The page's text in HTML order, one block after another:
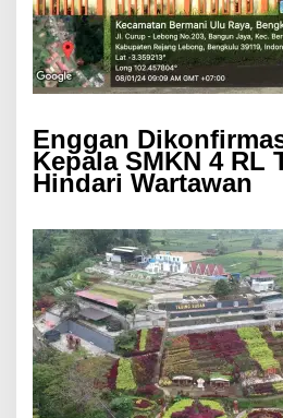
Enggan
Kepala SMKN 4 RL
Hindari Wartawan